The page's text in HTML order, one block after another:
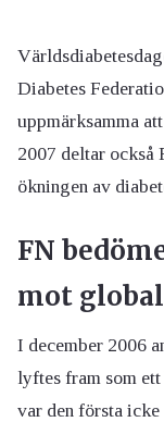
Diabetes
uppmärksamma
2007 deltar också
ökningen av
FN
mot
I december 2006
lyftes fram som
var den första